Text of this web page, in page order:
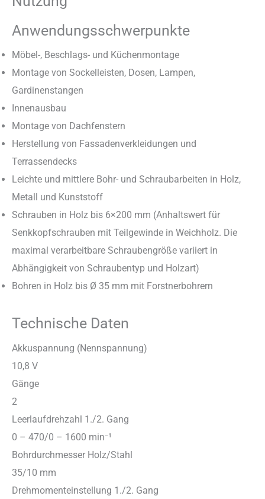
Anwendungsschwerpunkte
Möbel-, Beschlags- und Küchenmontage
Montage von Sockelleisten, Dosen, Lampen,
Gardinenstangen
Innenausbau
Montage von Dachfenstern
Herstellung von Fassadenverkleidungen und
Terrassendecks
Leichte und mittlere Bohr- und Schraubarbeiten in Holz,
Metall und Kunststoff
Schrauben in Holz bis 6×200 mm (Anhaltswert für
Senkkopfschrauben mit Teilgewinde in Weichholz. Die
maximal verarbeitbare Schraubengröße variiert in
Abhängigkeit von Schraubentyp und Holzart)
Bohren in Holz bis Ø 35 mm mit Forstnerbohrern
Technische Daten
Akkuspannung (Nennspannung)
10,8 V
Gänge
2
Leerlaufdrehzahl 1./2. Gang
0 – 470/0 – 1600 min⁻¹
Bohrdurchmesser Holz/Stahl
35/10 mm
Drehmomenteinstellung 1./2. Gang